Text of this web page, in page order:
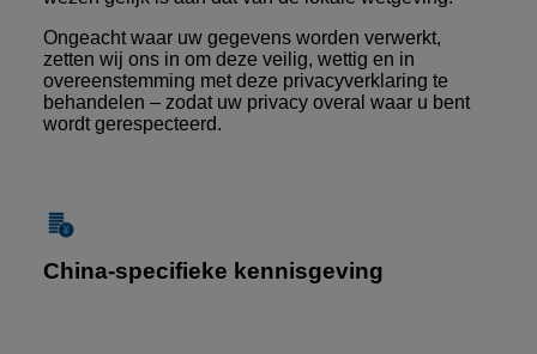
Ongeacht waar uw gegevens worden verwerkt,
zetten wij ons in om deze veilig, wettig en in
overeenstemming met deze privacyverklaring te
behandelen – zodat uw privacy overal waar u bent
wordt gerespecteerd.
China-specifieke kennisgeving